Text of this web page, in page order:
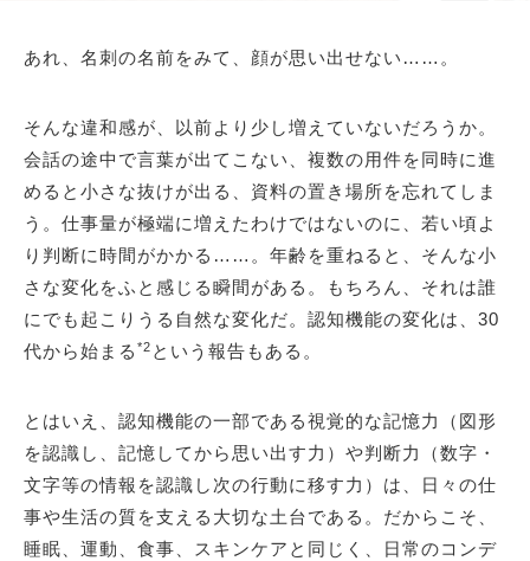
あれ、名刺の名前をみて、顔が思い出せない……。
そんな違和感が、以前より少し増えていないだろうか。
会話の途中で言葉が出てこない、複数の用件を同時に進
めると小さな抜けが出る、資料の置き場所を忘れてしま
う。仕事量が極端に増えたわけではないのに、若い頃よ
り判断に時間がかかる……。年齢を重ねると、そんな小
さな変化をふと感じる瞬間がある。もちろん、それは誰
にでも起こりうる自然な変化だ。認知機能の変化は、30
代から始まる *2 という報告もある。
とはいえ、認知機能の一部である視覚的な記憶力（図形
を認識し、記憶してから思い出す力）や判断力（数字・
文字等の情報を認識し次の行動に移す力）は、日々の仕
事や生活の質を支える大切な土台である。だからこそ、
睡眠、運動、食事、スキンケアと同じく、日常のコンデ